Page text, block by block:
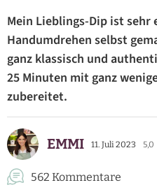
Mein Lieblings-Dip ist sehr
Handumdrehen selbst
ganz klassisch und
25 Minuten mit ganz
zubereitet.
EMMI 11. Juli 2023 5,0
562 Kommentare